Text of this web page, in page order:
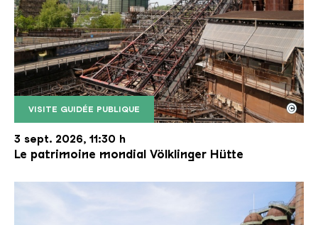
VISITE GUIDÉE PUBLIQUE
Le monte-charge incliné de la Völklinger Hütte
Copyright: Weltkulturerbe Völklinger Hütte | Karl
©
3 sept. 2026, 11:30 h
Le patrimoine mondial Völklinger Hütte